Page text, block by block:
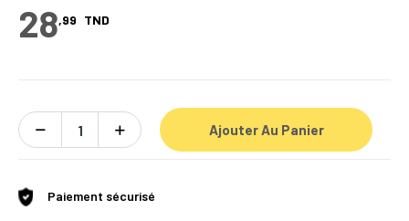
28,99 TND
Ajouter Au Panier
Paiement sécurisé